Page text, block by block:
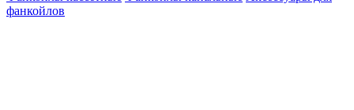
фанкойлов